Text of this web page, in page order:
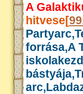
A
hitvese[
forrása,A